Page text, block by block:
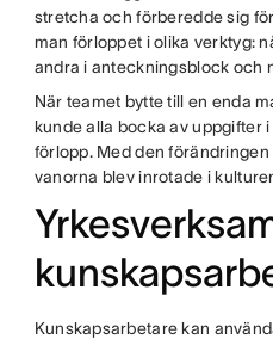
stretcha och förberedde sig
man förloppet i olika verktyg:
andra i anteckningsblock och
När teamet bytte till en enda
kunde alla bocka av uppgifter
förlopp. Med den
vanorna blev inrotade i
Kunskapsarbetare kan